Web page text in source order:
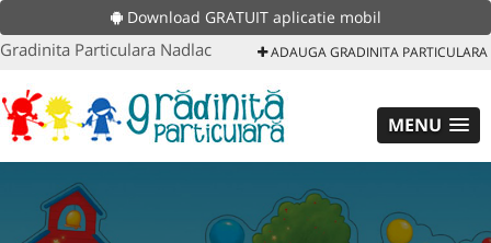
Download GRATUIT aplicatie mobil
Gradinita Particulara Nadlac ADAUGA GRADINITA PARTICULARA
MENU